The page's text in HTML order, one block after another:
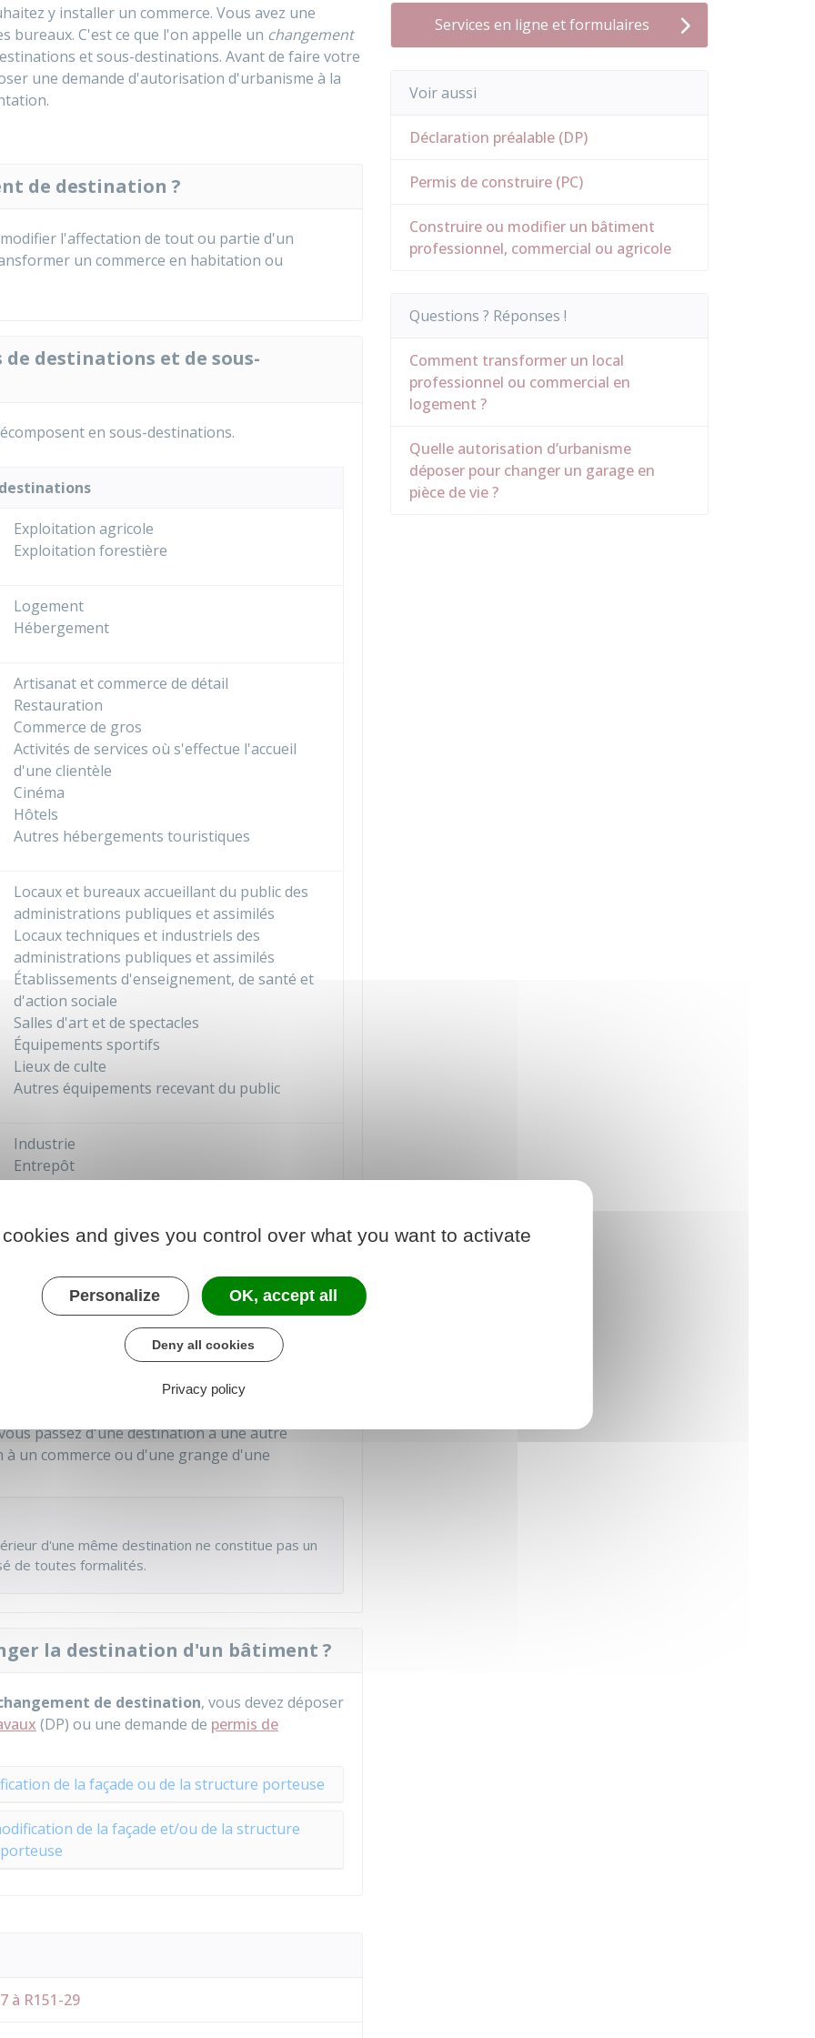
y installer un commerce. Vous avez une
bureaux. C'est ce que l'on appelle un changement
et sous-destinations. Avant de faire votre
une demande d'autorisation d'urbanisme à la
de destination ?
l'affectation de tout ou partie d'un
un commerce en habitation ou
destinations et de sous-
en sous-destinations.
Exploitation agricole
Exploitation forestière
Logement
Hébergement
Artisanat et commerce de détail
Restauration
Commerce de gros
Activités de services où s'effectue l'accueil
d'une clientèle
Cinéma
Hôtels
Autres hébergements touristiques
Locaux et bureaux accueillant du public des
administrations publiques et assimilés
Locaux techniques et industriels des
administrations publiques et assimilés
Établissements d'enseignement, de santé et
d'action sociale
Salles d'art et de spectacles
Équipements sportifs
Lieux de culte
Autres équipements recevant du public
Industrie
Entrepôt
Cuisine dédiée à la vente en ligne
de destination d'un bâtiment ?
passez d'une destination à une autre
un commerce ou d'une grange d'une
d'une même destination ne constitue pas un
de toutes formalités.
la destination d'un bâtiment ?
de destination, vous devez déposer
(DP) ou une demande de permis de
de la façade ou de la structure porteuse
de la façade et/ou de la structure
porteuse
à R151-29
Services en ligne et formulaires
Voir aussi
Déclaration préalable (DP)
Permis de construire (PC)
Construire ou modifier un bâtiment
professionnel, commercial ou agricole
Questions ? Réponses !
Comment transformer un local
professionnel ou commercial en
logement ?
Quelle autorisation d’urbanisme
déposer pour changer un garage en
pièce de vie ?
and gives you control over what you want to activate
Personalize OK, accept all
Deny all cookies
Privacy policy